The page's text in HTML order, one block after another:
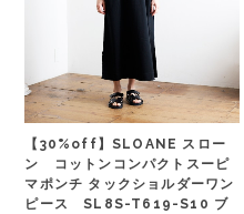
【30%off】SLOANE スロー
ン コットンコンパクトスーピ
マポンチ タックショルダーワン
ピース SL8S-T619-S10 ブ